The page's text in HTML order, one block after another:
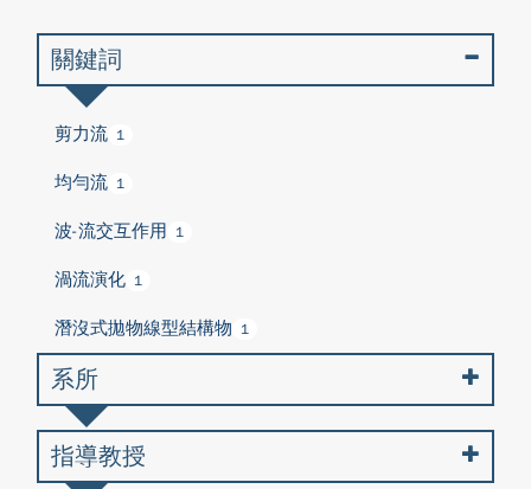
關鍵詞
剪力流 1
均勻流 1
波-流交互作用 1
渦流演化 1
潛沒式拋物線型結構物 1
系所
指導教授